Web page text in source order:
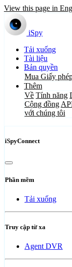
View this page in
iSpy
Tải xuống
Tài liệu
Bản quyền
Mua Giấy
Thêm
Về Tính năng
Cộng đồng
với chúng tôi
iSpyConnect
Phần mềm
Tải xuống
Truy cập từ xa
Agent DVR